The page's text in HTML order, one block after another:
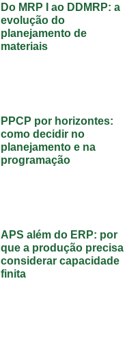
Do MRP I ao DDMRP: a
evolução do
planejamento de
materiais
PPCP por horizontes:
como decidir no
planejamento e na
programação
APS além do ERP: por
que a produção precisa
considerar capacidade
finita